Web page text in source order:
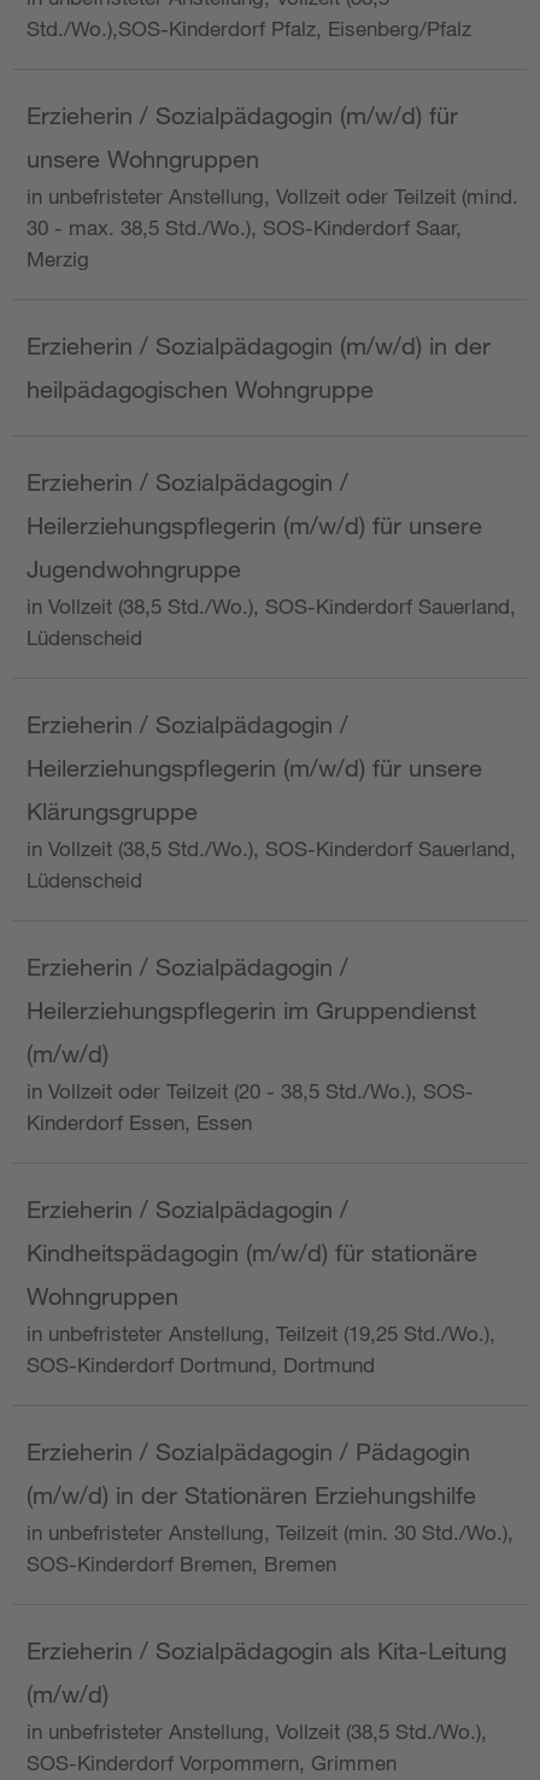
Std./Wo.),SOS-Kinderdorf Pfalz, Eisenberg/Pfalz
Erzieherin / Sozialpädagogin (m/w/d) für
unsere Wohngruppen
in unbefristeter Anstellung, Vollzeit oder Teilzeit (mind.
30 - max. 38,5 Std./Wo.), SOS-Kinderdorf Saar,
Merzig
Erzieherin / Sozialpädagogin (m/w/d) in der
heilpädagogischen Wohngruppe
Erzieherin / Sozialpädagogin /
Heilerziehungspflegerin (m/w/d) für unsere
Jugendwohngruppe
in Vollzeit (38,5 Std./Wo.), SOS-Kinderdorf Sauerland,
Lüdenscheid
Erzieherin / Sozialpädagogin /
Heilerziehungspflegerin (m/w/d) für unsere
Klärungsgruppe
in Vollzeit (38,5 Std./Wo.), SOS-Kinderdorf Sauerland,
Lüdenscheid
Erzieherin / Sozialpädagogin /
Heilerziehungspflegerin im Gruppendienst
(m/w/d)
in Vollzeit oder Teilzeit (20 - 38,5 Std./Wo.), SOS-
Kinderdorf Essen, Essen
Erzieherin / Sozialpädagogin /
Kindheitspädagogin (m/w/d) für stationäre
Wohngruppen
in unbefristeter Anstellung, Teilzeit (19,25 Std./Wo.),
SOS-Kinderdorf Dortmund, Dortmund
Erzieherin / Sozialpädagogin / Pädagogin
(m/w/d) in der Stationären Erziehungshilfe
in unbefristeter Anstellung, Teilzeit (min. 30 Std./Wo.),
SOS-Kinderdorf Bremen, Bremen
Erzieherin / Sozialpädagogin als Kita-Leitung
(m/w/d)
in unbefristeter Anstellung, Vollzeit (38,5 Std./Wo.),
SOS-Kinderdorf Vorpommern, Grimmen